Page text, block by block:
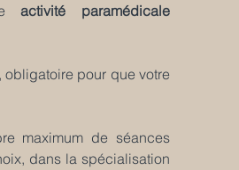
activité paramédicale
maximum de séances
dans la spécialisation